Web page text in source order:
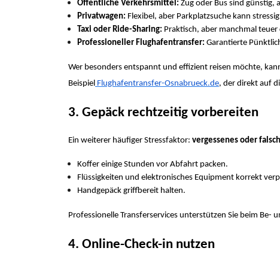
Öffentliche Verkehrsmittel: Zug oder Bus sind günstig,
Privatwagen: Flexibel, aber Parkplatzsuche kann
Taxi oder Ride-Sharing: Praktisch, aber manchmal
Professioneller Flughafentransfer: Garantierte
Wer besonders entspannt und effizient reisen möchte,
Beispiel Flughafentransfer-Osnabrueck.de, der direkt auf
3. Gepäck rechtzeitig vorbereiten
Ein weiterer häufiger Stressfaktor: vergessenes oder
Koffer einige Stunden vor Abfahrt packen.
Flüssigkeiten und elektronisches Equipment korrekt
Handgepäck griffbereit halten.
Professionelle Transferservices unterstützen Sie beim Be-
4. Online-Check-in nutzen